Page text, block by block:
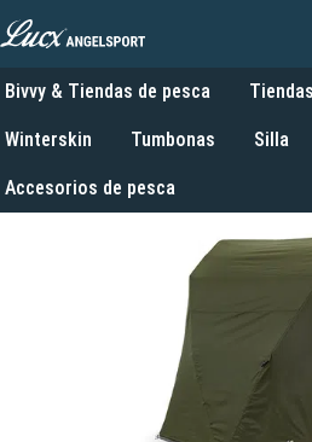
Bivvy & Tiendas de pesca
Winterskin Tumbonas Silla
Accesorios de pesca